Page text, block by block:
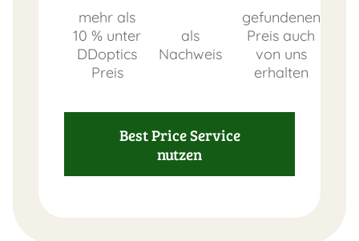
mehr als
10 % unter
DDoptics
Preis
als
Nachweis
gefundenen
Preis auch
von uns
erhalten
Best Price Service
nutzen